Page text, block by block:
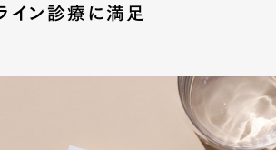
ン診療に満足